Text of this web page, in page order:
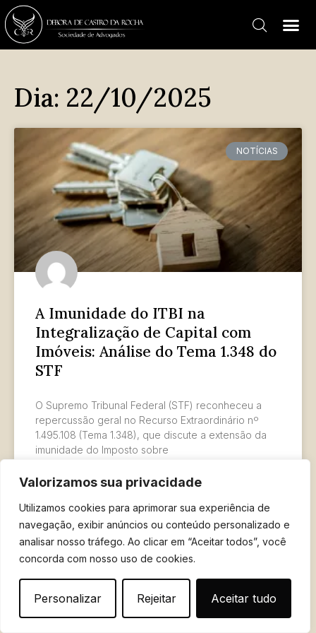
Valorizamos sua privacidade
Utilizamos cookies para aprimorar sua experiência de
navegação, exibir anúncios ou conteúdo personalizado e
analisar nosso tráfego. Ao clicar em “Aceitar todos”, você
concorda com nosso uso de cookies.
Personalizar Rejeitar Aceitar tudo
Dia: 22/10/2025
NOTÍCIAS
A Imunidade do ITBI na
Integralização de Capital com
Imóveis: Análise do Tema 1.348 do
STF
O Supremo Tribunal Federal (STF) reconheceu a
repercussão geral no Recurso Extraordinário nº
1.495.108 (Tema 1.348), que discute a extensão da
imunidade do Imposto sobre
LER MAIS »
22 de outubro de 2025